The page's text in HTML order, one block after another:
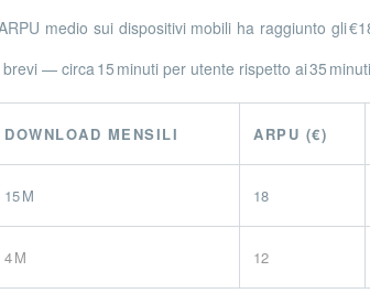
medio sui dispositivi mobili ha raggiunto gli
— circa 15 minuti per utente rispetto ai 35
DOWNLOAD MENSILI ARPU (€)
15 M 18
4 M 12